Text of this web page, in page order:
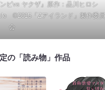
ビvs ヤクザ』原作：品川ヒロシ
©2015「Zアイランド」製作委員
会
の「読み物」作品